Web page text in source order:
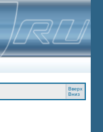
Вверх
Вниз